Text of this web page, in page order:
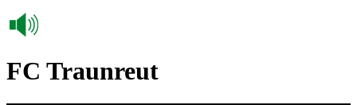
FC Traunreut